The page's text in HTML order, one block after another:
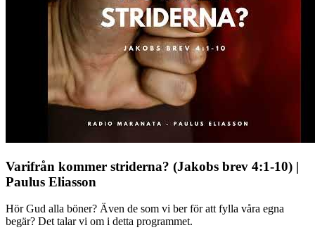
Varifrån kommer striderna? (Jakobs brev 4:1-10) |
Paulus Eliasson
Hör Gud alla böner? Även de som vi ber för att fylla våra egna
begär? Det talar vi om i detta programmet.